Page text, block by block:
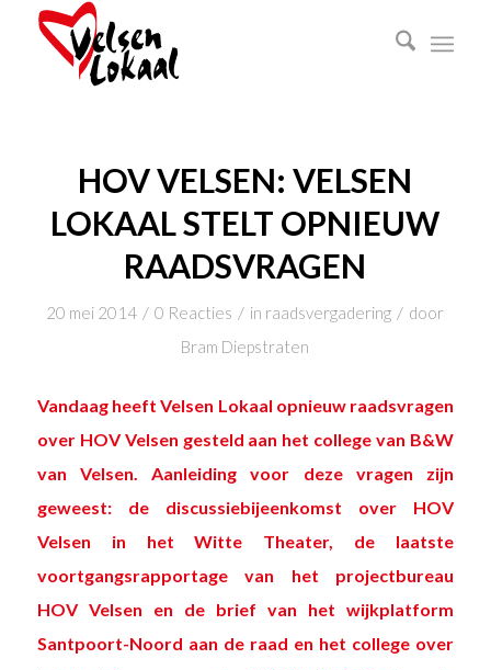
HOV VELSEN: VELSEN
LOKAAL STELT OPNIEUW
RAADSVRAGEN
20 mei 2014 / 0 Reacties / in raadsvergadering / door
Bram Diepstraten
Vandaag heeft Velsen Lokaal opnieuw raadsvragen
over HOV Velsen gesteld aan het college van B&W
van Velsen. Aanleiding voor deze vragen zijn
geweest: de discussiebijeenkomst over HOV
Velsen in het Witte Theater, de laatste
voortgangsrapportage van het projectbureau
HOV Velsen en de brief van het wijkplatform
Santpoort-Noord aan de raad en het college over